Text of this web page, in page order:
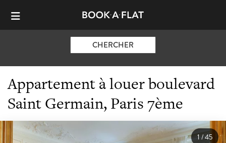
CHERCHER
Appartement à louer boulevard
Saint Germain, Paris 7ème
1/45